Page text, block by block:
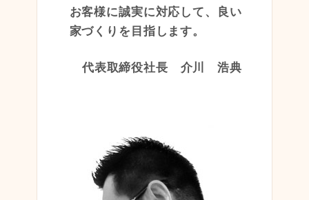
お客様に誠実に対応して、良い
家づくりを目指します。
代表取締役社長 介川 浩典